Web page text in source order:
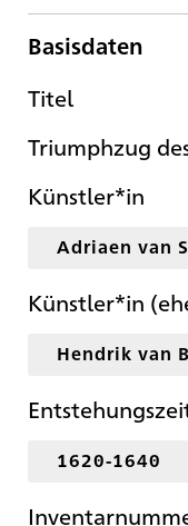
Basisdaten
Titel
Triumphzug
Künstler*in
Adriaen van
Künstler*in
Hendrik van
1620-1640